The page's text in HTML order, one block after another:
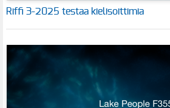
Riffi 3-2025 testaa kielisoittimia